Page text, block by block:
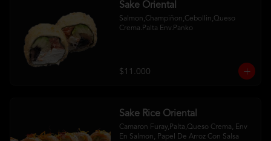
Sake Oriental
Salmon,Champiñon,Cebollin,Queso
Crema.Palta Env.Panko
$11.000
Sake Rice Oriental
Camaron Furay,Palta,Queso Crema, Env
En Salmon, Papel De Arroz Con Salsa